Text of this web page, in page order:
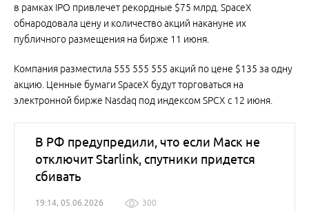
в рамках IPO привлечет рекордные $75 млрд. SpaceX
обнародовала цену и количество акций накануне их
публичного размещения на бирже 11 июня.
Компания разместила 555 555 555 акций по цене $135 за одну
акцию. Ценные бумаги SpaceX будут торговаться на
электронной бирже Nasdaq под индексом SPCX с 12 июня.
В РФ предупредили, что если Маск не
отключит Starlink, спутники придется
сбивать
19:14, 05.06.2026 300